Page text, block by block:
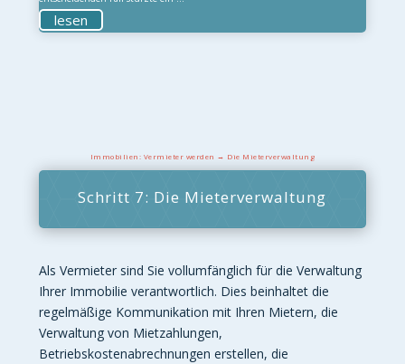
lesen
Immobilien: Vermieter werden → Die Mieterverwaltung
Schritt 7: Die Mieterverwaltung
Als Vermieter sind Sie vollumfänglich für die Verwaltung
Ihrer Immobilie verantwortlich. Dies beinhaltet die
regelmäßige Kommunikation mit Ihren Mietern, die
Verwaltung von Mietzahlungen,
Betriebskostenabrechnungen erstellen, die